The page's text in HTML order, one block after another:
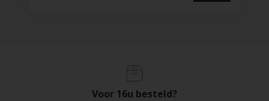
Voor 16u besteld?